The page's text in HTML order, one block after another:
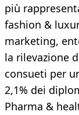
più
fashion &
marketing,
la rilevazione
consueti per
2,1% dei
Pharma &